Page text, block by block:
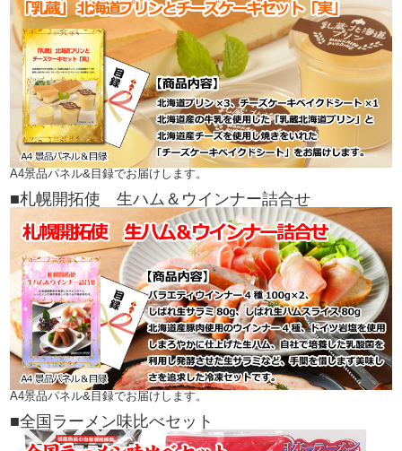
A4景品パネル&目録でお届けします。
■札幌開拓使 生ハム＆ウインナー詰合せ
A4景品パネル&目録でお届けします。
■全国ラーメン味比べセット